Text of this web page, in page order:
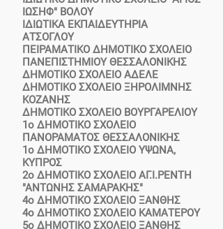
ΙΩΣΗΦ" ΒΟΛΟΥ
ΙΔΙΩΤΙΚΑ ΕΚΠΑΙΔΕΥΤΗΡΙΑ
ΑΤΣΟΓΛΟΥ
ΠΕΙΡΑΜΑΤΙΚΟ ΔΗΜΟΤΙΚΟ ΣΧΟΛΕΙΟ
ΠΑΝΕΠΙΣΤΗΜΙΟΥ ΘΕΣΣΑΛΟΝΙΚΗΣ
ΔΗΜΟΤΙΚΟ ΣΧΟΛΕΙΟ ΑΔΕΛΕ
ΔΗΜΟΤΙΚΟ ΣΧΟΛΕΙΟ ΞΗΡΟΛΙΜΝΗΣ
ΚΟΖΑΝΗΣ
ΔΗΜΟΤΙΚΟ ΣΧΟΛΕΙΟ ΒΟΥΡΓΑΡΕΛΙΟΥ
1o ΔΗΜΟΤΙΚΟ ΣΧΟΛΕΙΟ
ΠΑΝΟΡΑΜΑΤΟΣ ΘΕΣΣΑΛΟΝΙΚΗΣ
1ο ΔΗΜΟΤΙΚΟ ΣΧΟΛΕΙΟ ΥΨΩΝΑ,
ΚΥΠΡΟΣ
2o ΔΗΜΟΤΙΚΟ ΣΧΟΛΕΙΟ ΑΓ.Ι.ΡΕΝΤΗ
"ΑΝΤΩΝΗΣ ΣΑΜΑΡΑΚΗΣ"
4o ΔΗΜΟΤΙΚΟ ΣΧΟΛΕΙΟ ΞΑΝΘΗΣ
4ο ΔΗΜΟΤΙΚΟ ΣΧΟΛΕΙΟ ΚΑΜΑΤΕΡΟΥ
5ο ΔΗΜΟΤΙΚΟ ΣΧΟΛΕΙΟ ΞΑΝΘΗΣ